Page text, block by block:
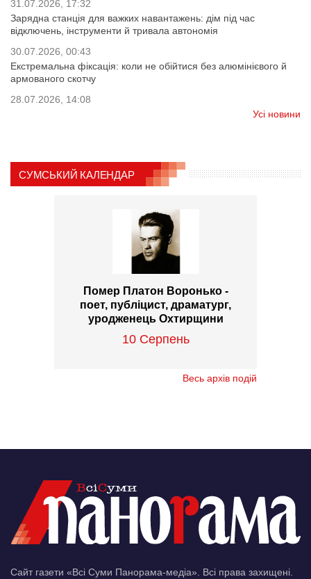
31.07.2026, 17:32
Зарядна станція для важких навантажень: дім під час
відключень, інструменти й тривала автономія
30.07.2026, 00:43
Екстремальна фіксація: коли не обійтися без алюмінієвого й
армованого скотчу
28.07.2026, 14:08
Усі новини
СУМСЬКИЙ КАЛЕНДАР
Помер Платон Воронько -
поет, публіцист, драматург,
уродженець Охтирщини
10 Серпень
Весь архів подій
Сайт газети «Всі Суми Панорама-медіа». Всі права захищені.